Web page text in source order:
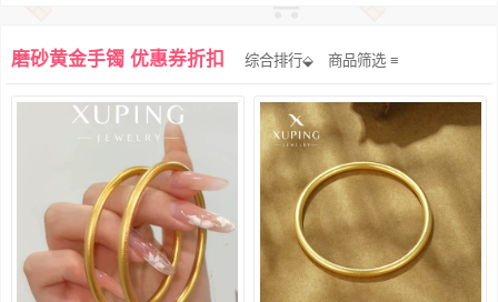
磨砂黄金手镯 优惠券折扣 综合排行⬙ 商品筛选